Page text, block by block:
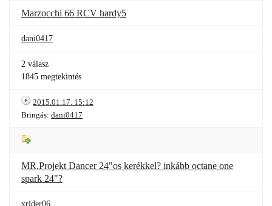
Marzocchi 66 RCV hardy5
dani0417
2 válasz
1845 megtekintés
2015.01.17. 15:12
Bringás: dani0417
MR.Projekt Dancer 24"os kerékkel? inkább octane one
spark 24"?
xrider06